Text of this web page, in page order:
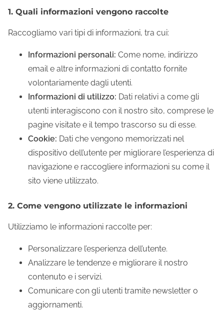
1. Quali informazioni vengono raccolte
Raccogliamo vari tipi di informazioni, tra cui:
Informazioni personali: Come nome, indirizzo
email e altre informazioni di contatto fornite
volontariamente dagli utenti.
Informazioni di utilizzo: Dati relativi a come gli
utenti interagiscono con il nostro sito, comprese le
pagine visitate e il tempo trascorso su di esse.
Cookie: Dati che vengono memorizzati nel
dispositivo dell’utente per migliorare l’esperienza di
navigazione e raccogliere informazioni su come il
sito viene utilizzato.
2. Come vengono utilizzate le informazioni
Utilizziamo le informazioni raccolte per:
Personalizzare l’esperienza dell’utente.
Analizzare le tendenze e migliorare il nostro
contenuto e i servizi.
Comunicare con gli utenti tramite newsletter o
aggiornamenti.